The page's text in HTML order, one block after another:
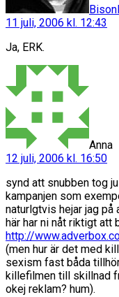
11 juli, 2006 kl. 12:43
Ja, ERK.
Anna
12 juli, 2006 kl. 16:50
synd att snubben tog
kampanjen som
naturlgtvis hejar jag på
här har ni nåt riktigt att
http://
(men hur är det med
sexism fast båda
killefilmen till skillnad
okej reklam? hum).